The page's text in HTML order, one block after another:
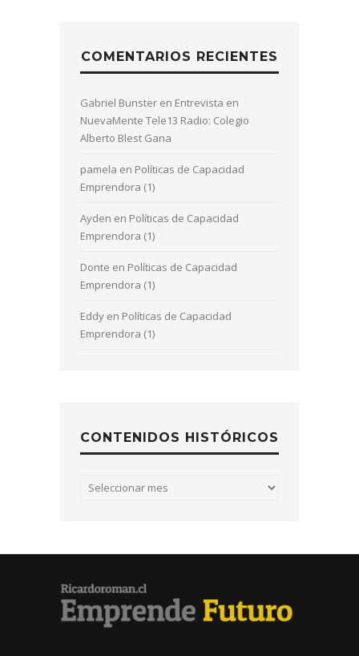
COMENTARIOS RECIENTES
Gabriel Bunster en Entrevista en
NuevaMente Tele13 Radio: Colegio
Alberto Blest Gana
pamela en Políticas de Capacidad
Emprendora (1)
Ayden en Políticas de Capacidad
Emprendora (1)
Donte en Políticas de Capacidad
Emprendora (1)
Eddy en Políticas de Capacidad
Emprendora (1)
CONTENIDOS HISTÓRICOS
Contenidos